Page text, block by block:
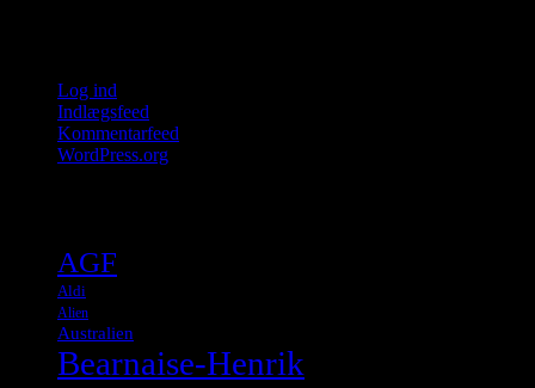
Log ind
Indlægsfeed
Kommentarfeed
WordPress.org
AGF
Aldi
Alien
Australien
Bearnaise-Henrik